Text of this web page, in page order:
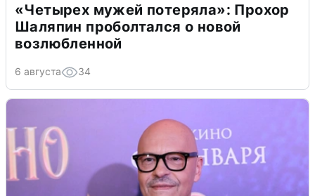
«Четырех мужей потеряла»: Прохор
Шаляпин проболтался о новой
возлюбленной
6 августа 34